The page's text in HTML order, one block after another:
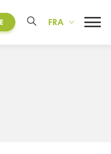
FRA